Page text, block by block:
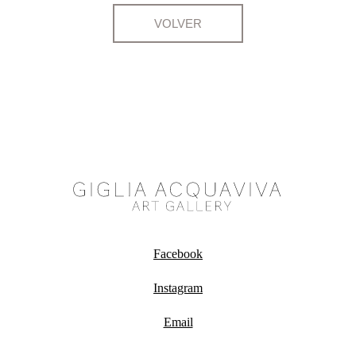
VOLVER
Facebook
Instagram
Email